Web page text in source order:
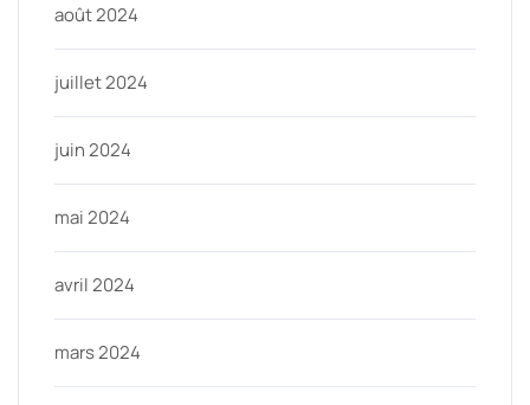
août 2024
juillet 2024
juin 2024
mai 2024
avril 2024
mars 2024